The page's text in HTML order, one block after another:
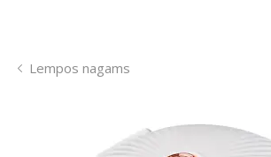
Lempos nagams